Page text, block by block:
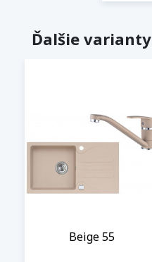
Ďalšie varianty
Beige 55